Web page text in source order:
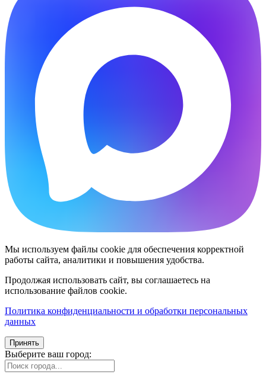
Мы используем файлы cookie для обеспечения корректной
работы сайта, аналитики и повышения удобства.
Продолжая использовать сайт, вы соглашаетесь на
использование файлов cookie.
Политика конфиденциальности и обработки персональных
данных
Принять
Выберите ваш город: